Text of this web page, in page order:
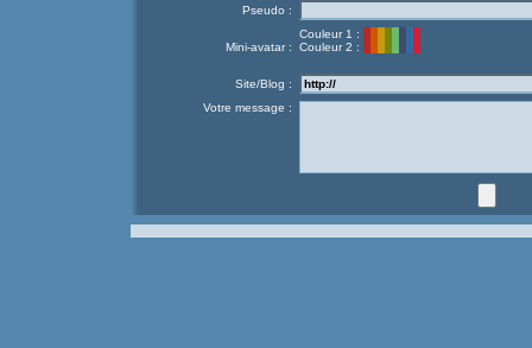
Pseudo :
Mini-avatar :
Couleur 1 :
Couleur 2 :
Site/Blog :
Votre message :